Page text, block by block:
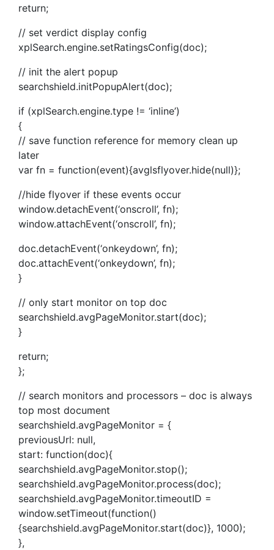
return;
// set verdict display config
xplSearch.engine.setRatingsConfig(doc);
// init the alert popup
searchshield.initPopupAlert(doc);
if (xplSearch.engine.type != ‘inline’)
{
// save function reference for memory clean up
later
var fn = function(event){avglsflyover.hide(null)};
//hide flyover if these events occur
window.detachEvent(‘onscroll’, fn);
window.attachEvent(‘onscroll’, fn);
doc.detachEvent(‘onkeydown’, fn);
doc.attachEvent(‘onkeydown’, fn);
}
// only start monitor on top doc
searchshield.avgPageMonitor.start(doc);
}
return;
};
// search monitors and processors – doc is always
top most document
searchshield.avgPageMonitor = {
previousUrl: null,
start: function(doc){
searchshield.avgPageMonitor.stop();
searchshield.avgPageMonitor.process(doc);
searchshield.avgPageMonitor.timeoutID =
window.setTimeout(function()
{searchshield.avgPageMonitor.start(doc)}, 1000);
},